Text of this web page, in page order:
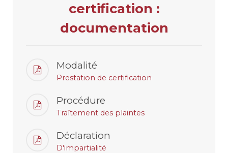
certification :
documentation
Modalité
Prestation de certification
Procédure
Traîtement des plaintes
Déclaration
D'impartialité